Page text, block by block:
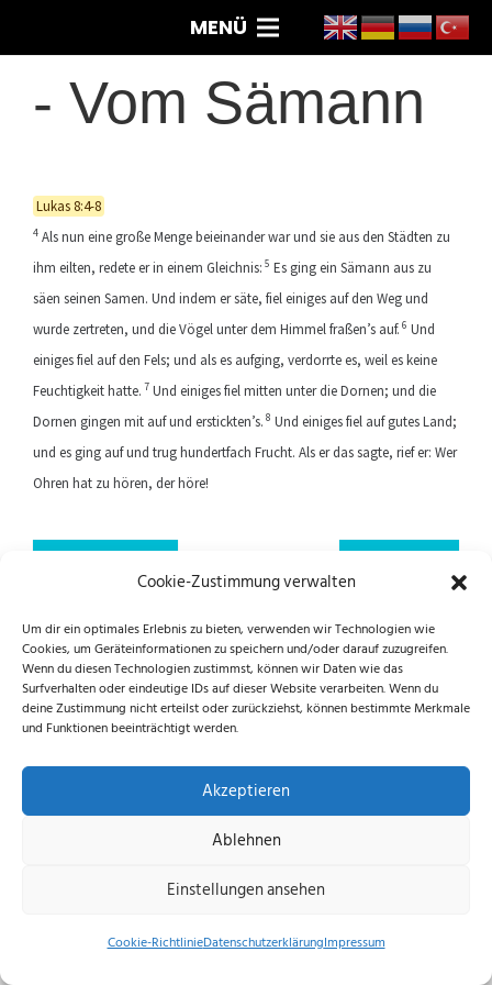
Cookie-Zustimmung verwalten
Um dir ein optimales Erlebnis zu bieten, verwenden wir Technologien wie
Cookies, um Geräteinformationen zu speichern und/oder darauf zuzugreifen.
Wenn du diesen Technologien zustimmst, können wir Daten wie das
Surfverhalten oder eindeutige IDs auf dieser Website verarbeiten. Wenn du
deine Zustimmung nicht erteilst oder zurückziehst, können bestimmte Merkmale
und Funktionen beeinträchtigt werden.
Akzeptieren
Ablehnen
Einstellungen ansehen
Cookie-RichtlinieDatenschutzerklärungImpressum
MENÜ
- Vom Sämann
Lukas 8:4-8
4 Als nun eine große Menge beieinander war und sie aus den Städten zu
ihm eilten, redete er in einem Gleichnis: 5 Es ging ein Sämann aus zu
säen seinen Samen. Und indem er säte, fiel einiges auf den Weg und
wurde zertreten, und die Vögel unter dem Himmel fraßen’s auf. 6 Und
einiges fiel auf den Fels; und als es aufging, verdorrte es, weil es keine
Feuchtigkeit hatte. 7 Und einiges fiel mitten unter die Dornen; und die
Dornen gingen mit auf und erstickten’s. 8 Und einiges fiel auf gutes Land;
und es ging auf und trug hundertfach Frucht. Als er das sagte, rief er: Wer
Ohren hat zu hören, der höre!
Folge uns auf Instagram und Facebook!
Datenschutzerklärung|Impressum
Richtlinie (EU)
© 2026 echus.de